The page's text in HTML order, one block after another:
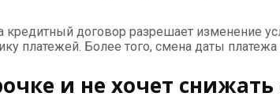
кредитный договор разрешает изменение
платежей. Более того, смена даты
и не хочет